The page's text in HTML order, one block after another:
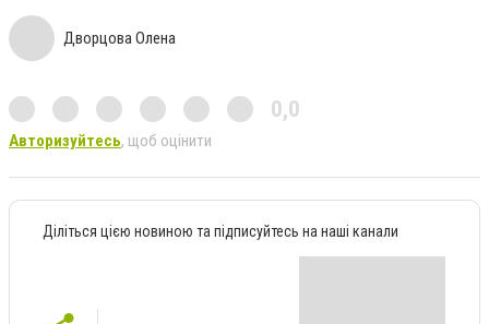
Дворцова Олена
0,0
Авторизуйтесь, щоб оцінити
Діліться цією новиною та підписуйтесь на наші канали